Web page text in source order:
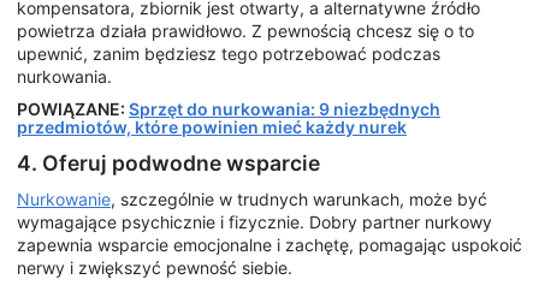
kompensatora, zbiornik jest otwarty, a alternatywne źródło
powietrza działa prawidłowo. Z pewnością chcesz się o to
upewnić, zanim będziesz tego potrzebować podczas
nurkowania.
POWIĄZANE: Sprzęt do nurkowania: 9 niezbędnych
przedmiotów, które powinien mieć każdy nurek
4. Oferuj podwodne wsparcie
Nurkowanie, szczególnie w trudnych warunkach, może być
wymagające psychicznie i fizycznie. Dobry partner nurkowy
zapewnia wsparcie emocjonalne i zachętę, pomagając uspokoić
nerwy i zwiększyć pewność siebie.